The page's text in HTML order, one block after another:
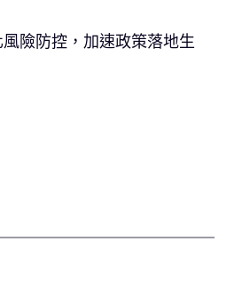
險防控，加速政策落地生